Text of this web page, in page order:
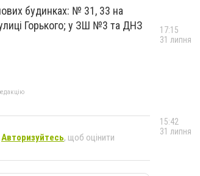
будинках: № 31, 33 на
Горького; у ЗШ №3 та ДНЗ
Авторизуйтесь, щоб оцінити
17:15
31 липня
15:42
31 липня